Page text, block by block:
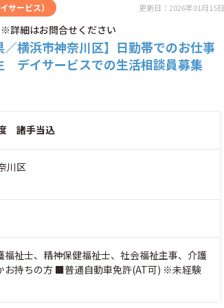
サービス） 更新日：2026年01月15日
細はお問合せください
／横浜市神奈川区】日勤帯でのお仕事
デイサービスでの生活相談員募集
諸手当込
川区
祉士、精神保健福祉士、社会福祉主事、介護
お持ちの方 ■普通自動車免許(AT可) ※未経験